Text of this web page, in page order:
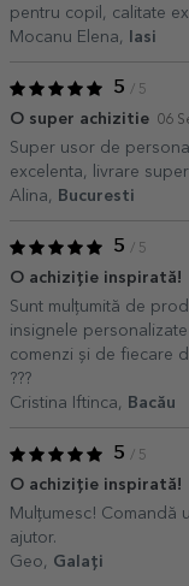
pentru copil, calitate
Mocanu Elena,
Iasi
5 / 5
O super achizitie 06
Super usor de
excelenta, livrare
Alina,
Bucuresti
5 / 5
O achiziție inspirată!
Sunt mulțumită de
insignele
comenzi și de fiecare
???
Cristina Iftinca,
Bacău
5 / 5
O achiziție inspirată!
Mulțumesc! Comandă
ajutor.
Geo, Galați